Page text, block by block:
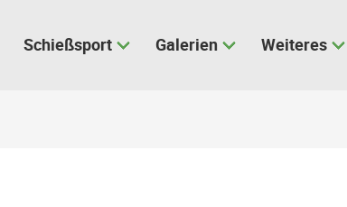
Schießsport Galerien Weiteres